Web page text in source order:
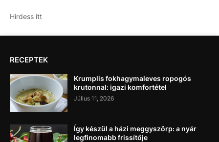
Hirdess itt
RECEPTEK
Krumplis fokhagymaleves ropogós
krutonnal: igazi komfortétel
Július 11, 2026
Így készül a házi meggyszörp: a nyár
legfinomabb frissítője